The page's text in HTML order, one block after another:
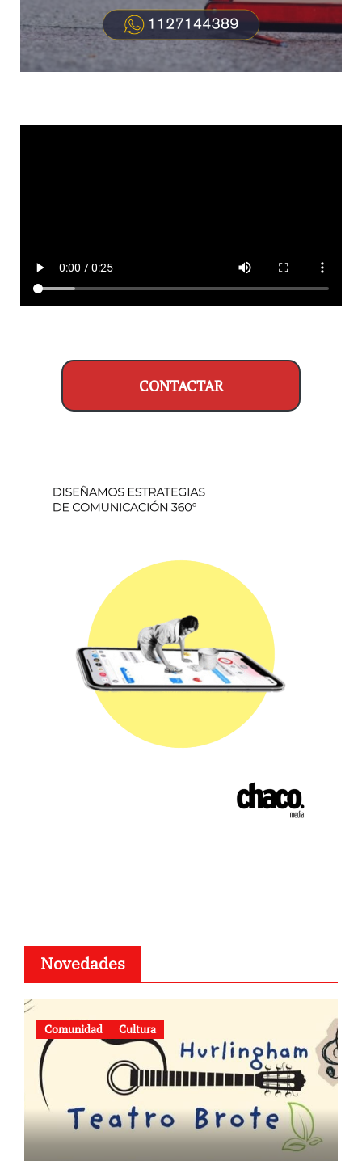
CONTACTAR
Novedades
Comunidad Cultura